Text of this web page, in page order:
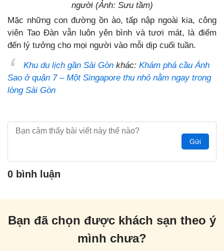
người (Ảnh: Sưu tầm)
Mặc những con đường ồn ào, tấp nập ngoài kia, công
viên Tao Đàn vẫn luôn yên bình và tươi mát, là điểm
đến lý tưởng cho mọi người vào mỗi dịp cuối tuần.
Khu du lịch gần Sài Gòn khác: Khám phá cầu Ánh
Sao ở quận 7 – Một Singapore thu nhỏ nằm ngay trong
lòng Sài Gòn
Gửi
0 bình luận
Bạn đã chọn được khách sạn theo ý
mình chưa?